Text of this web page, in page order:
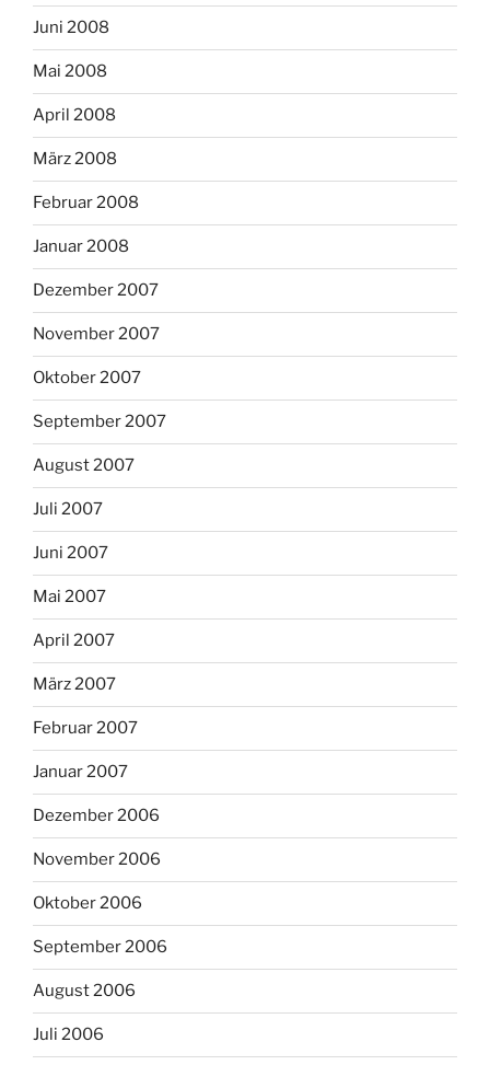
Juni 2008
Mai 2008
April 2008
März 2008
Februar 2008
Januar 2008
Dezember 2007
November 2007
Oktober 2007
September 2007
August 2007
Juli 2007
Juni 2007
Mai 2007
April 2007
März 2007
Februar 2007
Januar 2007
Dezember 2006
November 2006
Oktober 2006
September 2006
August 2006
Juli 2006